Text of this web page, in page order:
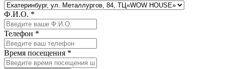
Ф.И.О. *
Телефон *
Время посещения *